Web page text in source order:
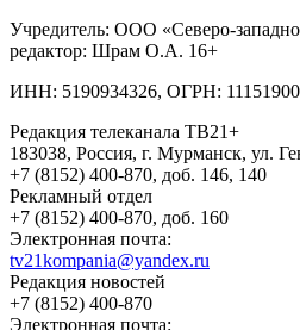
Учредитель: ООО «Северо-
редактор: Шрам О.А. 16+
ИНН: 5190934326, ОГРН:
Редакция телеканала ТВ21+
183038, Россия, г. Мурманск, ул.
+7 (8152) 400-870, доб. 146, 140
Рекламный отдел
+7 (8152) 400-870, доб. 160
Электронная почта:
tv21kompania@yandex.ru
Редакция новостей
+7 (8152) 400-870
Электронная почта: